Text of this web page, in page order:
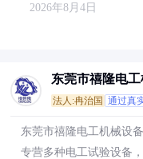
2026年8月4日
东莞市禧隆电
法人:冉治国 通过真
东莞市禧隆电工机械设
专营多种电工试验设备